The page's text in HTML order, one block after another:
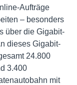
Aufträge
– besonders
über die Gigabit-
dieses Gigabit-
24.800
3.400
mit